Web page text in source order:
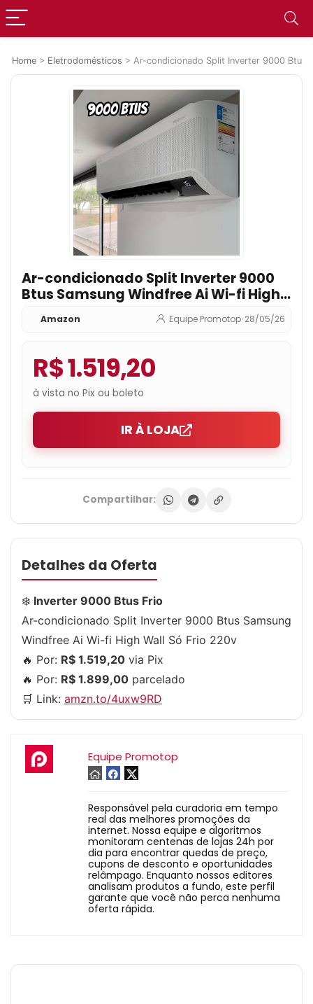
Home > Eletrodomésticos > Ar-condicionado Split Inverter 9000 Btus
Ar-condicionado Split Inverter 9000
Btus Samsung Windfree Ai Wi-fi High
Ar09dyfaawknaz/ar09dyfaawkxaz
Amazon Equipe Promotop•28/05/26
R$ 1.519,20
à vista no Pix ou boleto
IR À LOJA
Compartilhar:
Detalhes da Oferta
❄️ Inverter 9000 Btus Frio
Ar-condicionado Split Inverter 9000 Btus Samsung
Windfree Ai Wi-fi High Wall Só Frio 220v
🔥 Por: R$ 1.519,20 via Pix
🔥 Por: R$ 1.899,00 parcelado
🛒 Link: amzn.to/4uxw9RD
Equipe Promotop
Responsável pela curadoria em tempo
real das melhores promoções da
internet. Nossa equipe e algoritmos
monitoram centenas de lojas 24h por
dia para encontrar quedas de preço,
cupons de desconto e oportunidades
relâmpago. Enquanto nossos editores
analisam produtos a fundo, este perfil
garante que você não perca nenhuma
oferta rápida.